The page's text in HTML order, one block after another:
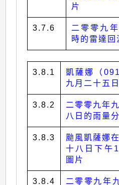
片
3.7.6
二零零九
時的雷達回
3.8.1
凱薩娜（
九月二十五
3.8.2
二零零九年
八日的雨量
3.8.3
颱風凱薩娜
十八日下午
圖片
3.8.4
二零零九年